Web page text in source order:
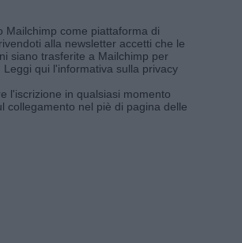
Mailchimp come piattaforma di
alla newsletter accetti che le
siano trasferite a Mailchimp per
Leggi qui l'informativa sulla privacy
l'iscrizione in qualsiasi momento
collegamento nel piè di pagina delle